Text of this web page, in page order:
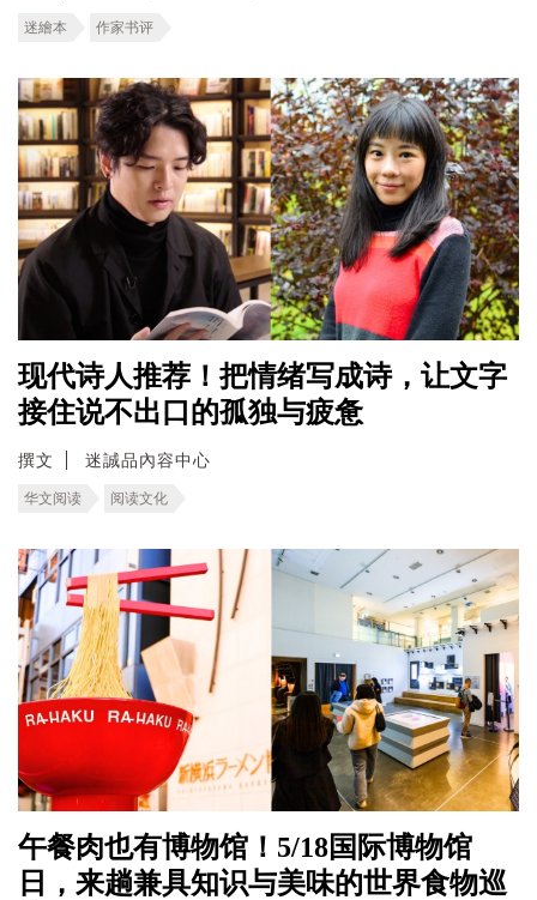
迷繪本 作家书评
现代诗人推荐！把情绪写成诗，让文字
接住说不出口的孤独与疲惫
撰文 迷誠品內容中心
华文阅读 阅读文化
午餐肉也有博物馆！5/18国际博物馆
日，来趟兼具知识与美味的世界食物巡